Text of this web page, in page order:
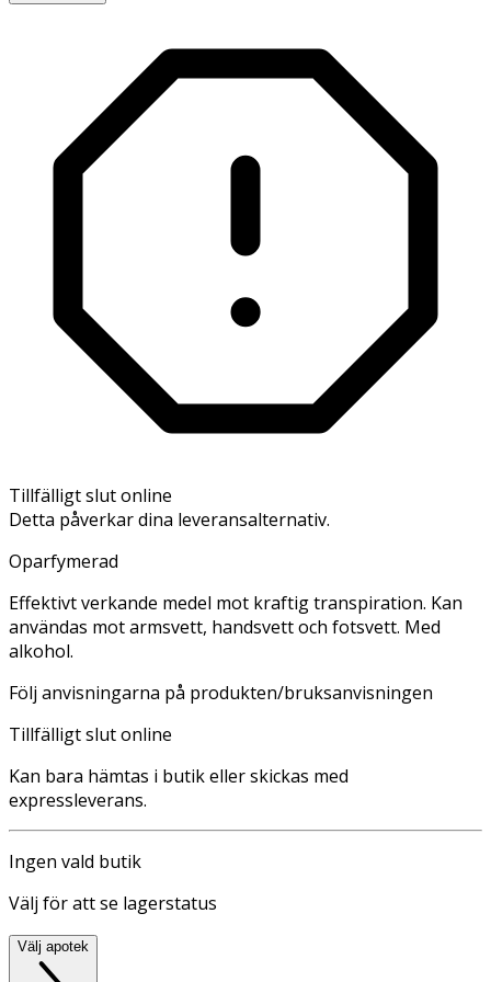
Tillfälligt slut online
Detta påverkar dina leveransalternativ.
Oparfymerad
Effektivt verkande medel mot kraftig transpiration. Kan
användas mot armsvett, handsvett och fotsvett. Med
alkohol.
Följ anvisningarna på produkten/bruksanvisningen
Tillfälligt slut online
Kan bara hämtas i butik eller skickas med
expressleverans.
Ingen vald butik
Välj för att se lagerstatus
Välj apotek